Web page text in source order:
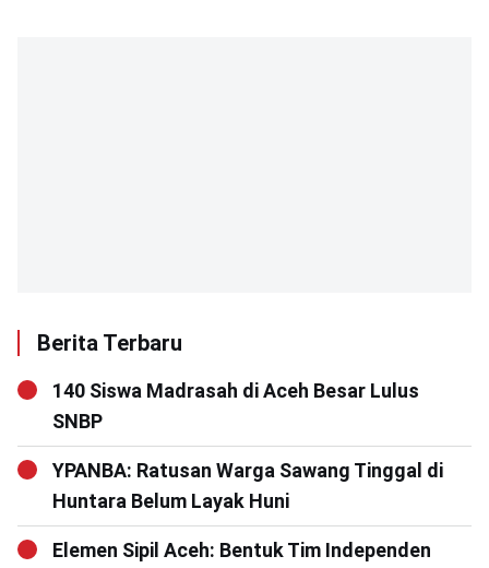
Berita Terbaru
140 Siswa Madrasah di Aceh Besar Lulus
SNBP
YPANBA: Ratusan Warga Sawang Tinggal di
Huntara Belum Layak Huni
Elemen Sipil Aceh: Bentuk Tim Independen